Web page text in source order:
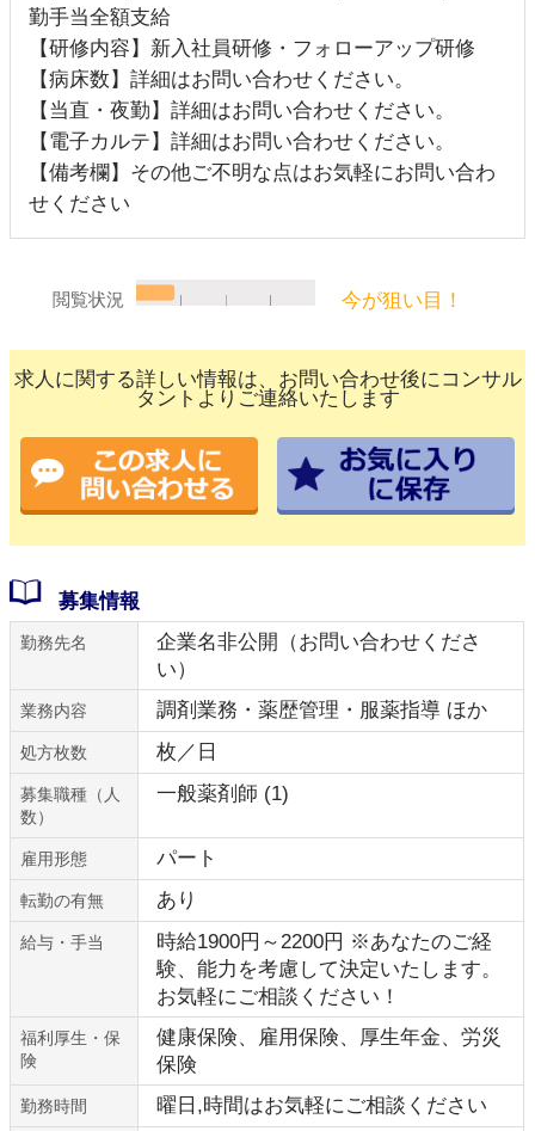
勤手当全額支給
【研修内容】新入社員研修・フォローアップ研修
【病床数】詳細はお問い合わせください。
【当直・夜勤】詳細はお問い合わせください。
【電子カルテ】詳細はお問い合わせください。
【備考欄】その他ご不明な点はお気軽にお問い合わ
せください
閲覧状況 今が狙い目！
求人に関する詳しい情報は、お問い合わせ後にコンサル
タントよりご連絡いたします
募集情報
勤務先名
企業名非公開（お問い合わせくださ
い）
業務内容 調剤業務・薬歴管理・服薬指導 ほか
処方枚数 枚／日
募集職種（人
数）
一般薬剤師 (1)
雇用形態 パート
転勤の有無 あり
給与・手当
時給1900円～2200円 ※あなたのご経
験、能力を考慮して決定いたします。
お気軽にご相談ください！
福利厚生・保
険
健康保険、雇用保険、厚生年金、労災
保険
勤務時間 曜日,時間はお気軽にご相談ください